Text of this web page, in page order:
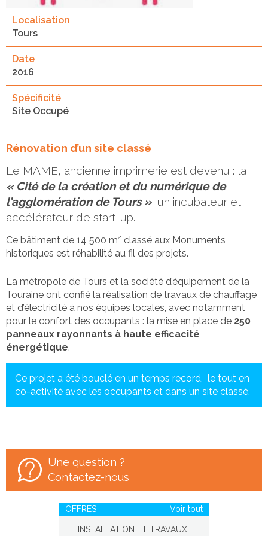
Localisation
Tours
Date
2016
Spécificité
Site Occupé
Rénovation d’un site classé
Le MAME, ancienne imprimerie est devenu : la
« Cité de la création et du numérique de
l’agglomération de Tours », un incubateur et
accélérateur de start-up.
Ce bâtiment de 14 500 m² classé aux Monuments
historiques est réhabilité au fil des projets.
La métropole de Tours et la société d’équipement de la
Touraine ont confié la réalisation de travaux de chauffage
et d’électricité à nos équipes locales, avec notamment
pour le confort des occupants : la mise en place de 250
panneaux rayonnants à haute efficacité
énergétique.
Ce projet a été bouclé en un temps record, le tout en
co-activité avec les occupants et dans un site classé.
Une question ?
Contactez-nous
OFFRES Voir tout
INSTALLATION ET TRAVAUX